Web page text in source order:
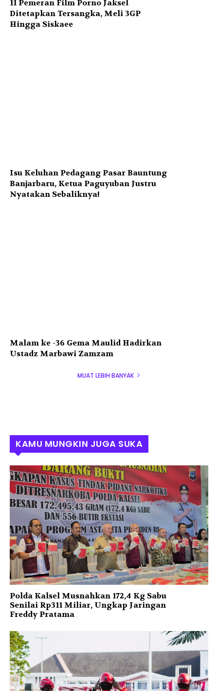
11 Pemeran Film Porno Jaksel
Ditetapkan Tersangka, Meli 3GP
Hingga Siskaee
Isu Keluhan Pedagang Pasar Bauntung
Banjarbaru, Ketua Paguyuban Justru
Nyatakan Sebaliknya!
Malam ke -36 Gema Maulid Hadirkan
Ustadz Marbawi Zamzam
MUAT LEBIH BANYAK
KAMU MUNGKIN JUGA SUKA
Polda Kalsel Musnahkan 172,4 Kg Sabu
Senilai Rp311 Miliar, Ungkap Jaringan
Freddy Pratama